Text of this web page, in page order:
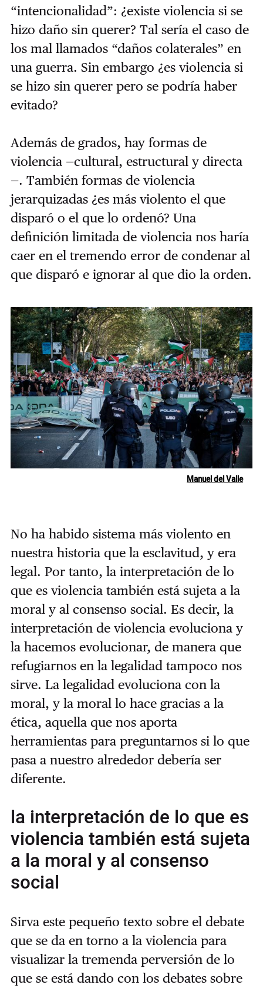
“intencionalidad”: ¿existe violencia si se
hizo daño sin querer? Tal sería el caso de
los mal llamados “daños colaterales” en
una guerra. Sin embargo ¿es violencia si
se hizo sin querer pero se podría haber
evitado?
Además de grados, hay formas de
violencia —cultural, estructural y directa
—. También formas de violencia
jerarquizadas ¿es más violento el que
disparó o el que lo ordenó? Una
definición limitada de violencia nos haría
caer en el tremendo error de condenar al
que disparó e ignorar al que dio la orden.
Manuel del Valle
No ha habido sistema más violento en
nuestra historia que la esclavitud, y era
legal. Por tanto, la interpretación de lo
que es violencia también está sujeta a la
moral y al consenso social. Es decir, la
interpretación de violencia evoluciona y
la hacemos evolucionar, de manera que
refugiarnos en la legalidad tampoco nos
sirve. La legalidad evoluciona con la
moral, y la moral lo hace gracias a la
ética, aquella que nos aporta
herramientas para preguntarnos si lo que
pasa a nuestro alrededor debería ser
diferente.
la interpretación de lo que es
violencia también está sujeta
a la moral y al consenso
social
Sirva este pequeño texto sobre el debate
que se da en torno a la violencia para
visualizar la tremenda perversión de lo
que se está dando con los debates sobre